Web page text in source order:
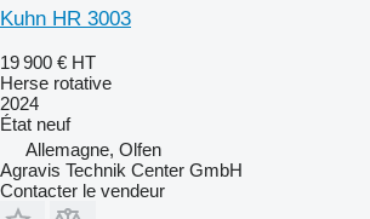
Kuhn HR 3003
19 900 € HT
Herse rotative
2024
État neuf
Allemagne, Olfen
Agravis Technik Center GmbH
Contacter le vendeur